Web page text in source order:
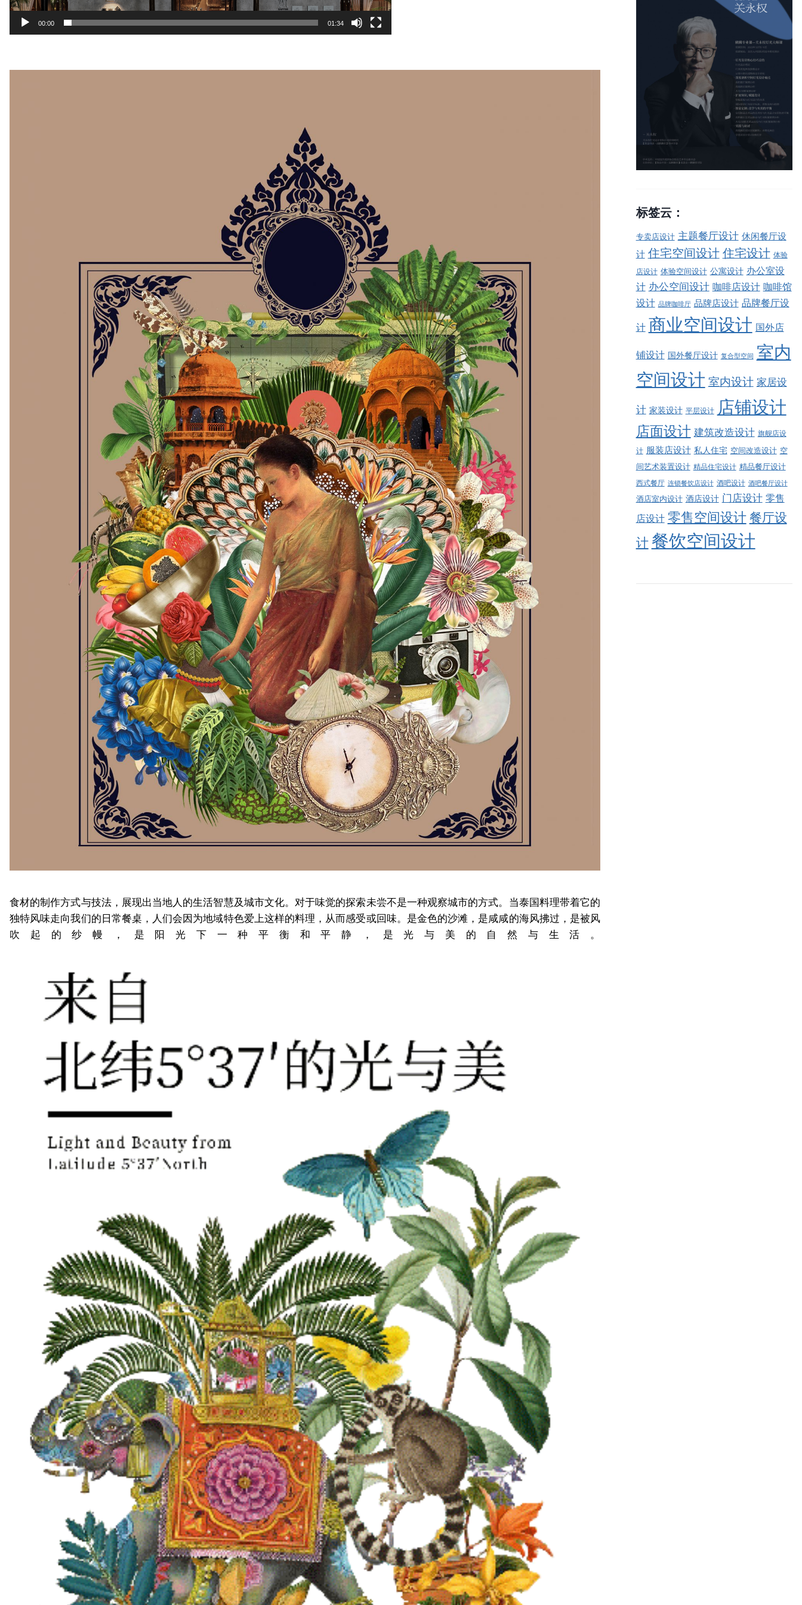
00:00 01:34
食材的制作方式与技法，展现出当地人的生活智慧及城市文化。对于味觉的探索未尝不是一种观察城市的方式。当泰国料理带着它的
独特风味走向我们的日常餐桌，人们会因为地域特色爱上这样的料理，从而感受或回味。是金色的沙滩，是咸咸的海风拂过，是被风
吹起的纱幔，是阳光下一种平衡和平静，是光与美的自然与生活。
标签云：
专卖店设计 主题餐厅设计 休闲餐厅设
计 住宅空间设计 住宅设计 体验
店设计 体验空间设计 公寓设计 办公室设
计 办公空间设计 咖啡店设计 咖啡馆
设计 品牌咖啡厅 品牌店设计 品牌餐厅设
计 商业空间设计 国外店
铺设计 国外餐厅设计 复合型空间
室内
空间设计 室内设计 家居设
计 家装设计 平层设计 店铺设计
店面设计 建筑改造设计 旗舰店设
计 服装店设计 私人住宅 空间改造设计 空
间艺术装置设计 精品住宅设计 精品餐厅设计
西式餐厅 连锁餐饮店设计 酒吧设计 酒吧餐厅设计
酒店室内设计 酒店设计 门店设计 零售
店设计 零售空间设计 餐厅设
计 餐饮空间设计